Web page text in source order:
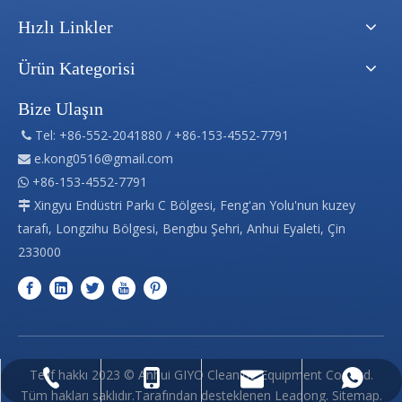
+86-552-2041880
+86-153-4552-7791
info@indusfloorscrubber.com
+86-153-4552-7791
Hızlı Linkler
Ürün Kategorisi
Bize Ulaşın
 Tel: +86-552-2041880 / +86-153-4552-7791
 e.kong0516@gmail.com
 +86-153-4552-7791
 Xingyu Endüstri Parkı C Bölgesi, Feng'an Yolu'nun kuzey
tarafı, Longzihu Bölgesi, Bengbu Şehri, Anhui Eyaleti, Çin
233000
Telif hakkı 2023 © Anhui GIYO Cleaning Equipment Co., Ltd.
Tüm hakları saklıdır.Tarafından desteklenen Leadong. Sitemap.